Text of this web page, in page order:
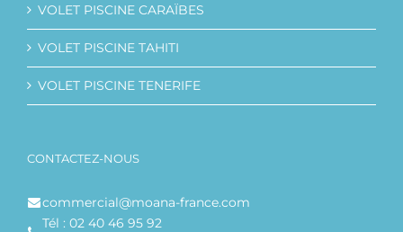
VOLET PISCINE CARAÏBES
VOLET PISCINE TAHITI
VOLET PISCINE TENERIFE
CONTACTEZ-NOUS
commercial@moana-france.com
Tél : 02 40 46 95 92